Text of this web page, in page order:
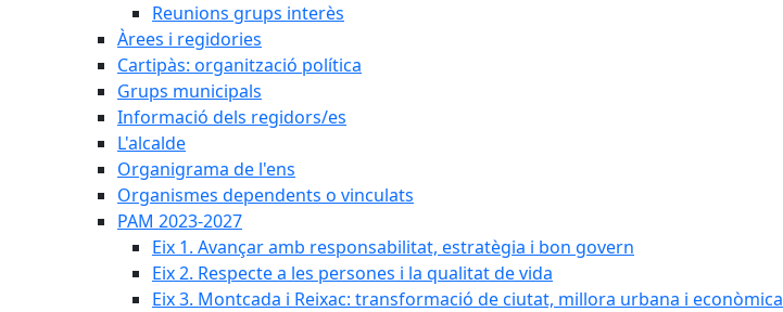
Reunions grups interès
Àrees i regidories
Cartipàs: organització política
Grups municipals
Informació dels regidors/es
L'alcalde
Organigrama de l'ens
Organismes dependents o vinculats
PAM 2023-2027
Eix 1. Avançar amb responsabilitat, estratègia i bon govern
Eix 2. Respecte a les persones i la qualitat de vida
Eix 3. Montcada i Reixac: transformació de ciutat, millora urbana i econòmica